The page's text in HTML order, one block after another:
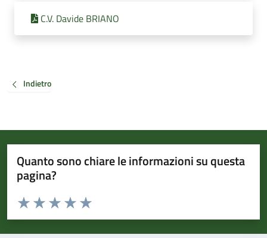
C.V. Davide BRIANO
Indietro
Quanto sono chiare le informazioni su questa
pagina?
Valuta da 1 a 5 stelle la pagina
Valuta 5 stelle su 5
Valuta 4 stelle su 5
Valuta 3 stelle su 5
Valuta 2 stelle su 5
Valuta 1 stelle su 5